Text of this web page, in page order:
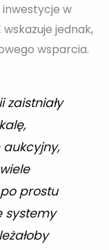
inwestycje w
jednak,
wsparcia.
prostu
systemy